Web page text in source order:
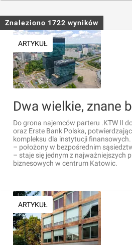
Znaleziono 1722 wyników
ARTYKUŁ
Do grona najemców parteru .KTW II
oraz Erste Bank Polska,
kompleksu dla instytucji finansowych.
– położony w bezpośrednim
– staje się jednym z najważniejszych
biznesowych w centrum Katowic.
ARTYKUŁ